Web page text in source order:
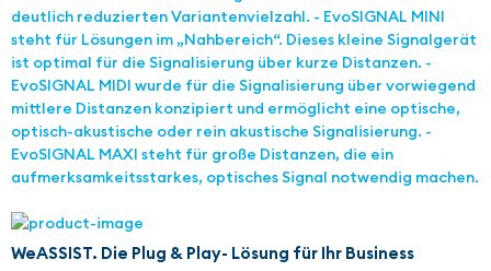
deutlich reduzierten Variantenvielzahl. - EvoSIGNAL MINI
steht für Lösungen im „Nahbereich“. Dieses kleine Signalgerät
ist optimal für die Signalisierung über kurze Distanzen. -
EvoSIGNAL MIDI wurde für die Signalisierung über vorwiegend
mittlere Distanzen konzipiert und ermöglicht eine optische,
optisch-akustische oder rein akustische Signalisierung. -
EvoSIGNAL MAXI steht für große Distanzen, die ein
aufmerksamkeitsstarkes, optisches Signal notwendig machen.
WeASSIST. Die Plug & Play- Lösung für Ihr Business